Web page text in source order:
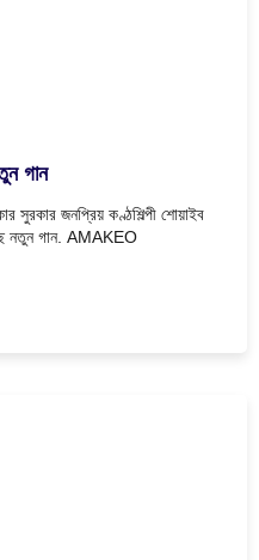
গান
সুরকার জনপ্রিয় কণ্ঠশিল্পী শোয়াইব
নতুন গান. AMAKEO